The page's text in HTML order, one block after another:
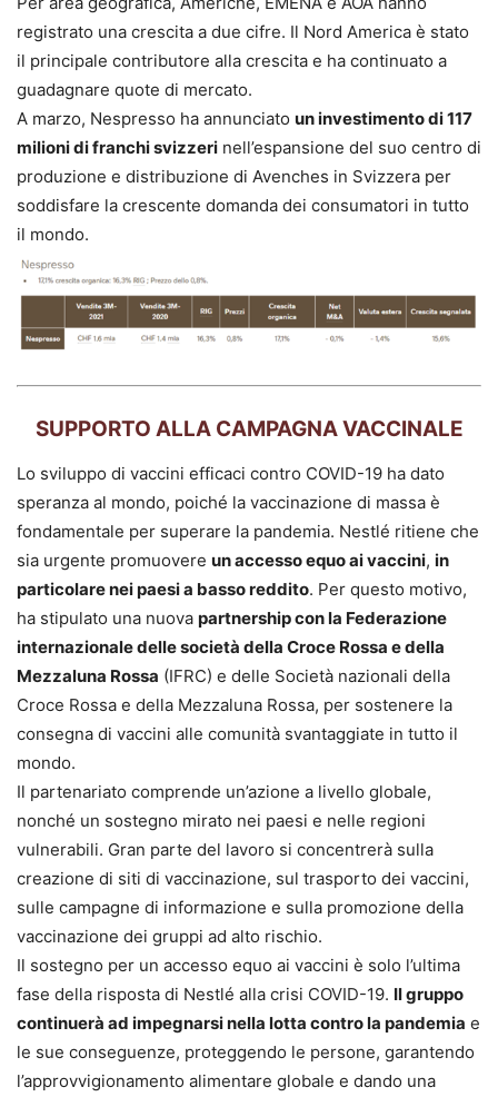
registrato una crescita a due cifre. Il Nord America è stato
il principale contributore alla crescita e ha continuato a
guadagnare quote di mercato.
A marzo, Nespresso ha annunciato un investimento di 117
milioni di franchi svizzeri nell’espansione del suo centro di
produzione e distribuzione di Avenches in Svizzera per
soddisfare la crescente domanda dei consumatori in tutto
il mondo.
SUPPORTO ALLA CAMPAGNA VACCINALE
Lo sviluppo di vaccini efficaci contro COVID-19 ha dato
speranza al mondo, poiché la vaccinazione di massa è
fondamentale per superare la pandemia. Nestlé ritiene che
sia urgente promuovere un accesso equo ai vaccini, in
particolare nei paesi a basso reddito. Per questo motivo,
ha stipulato una nuova partnership con la Federazione
internazionale delle società della Croce Rossa e della
Mezzaluna Rossa (IFRC) e delle Società nazionali della
Croce Rossa e della Mezzaluna Rossa, per sostenere la
consegna di vaccini alle comunità svantaggiate in tutto il
mondo.
Il partenariato comprende un’azione a livello globale,
nonché un sostegno mirato nei paesi e nelle regioni
vulnerabili. Gran parte del lavoro si concentrerà sulla
creazione di siti di vaccinazione, sul trasporto dei vaccini,
sulle campagne di informazione e sulla promozione della
vaccinazione dei gruppi ad alto rischio.
Il sostegno per un accesso equo ai vaccini è solo l’ultima
fase della risposta di Nestlé alla crisi COVID-19. Il gruppo
continuerà ad impegnarsi nella lotta contro la pandemia e
le sue conseguenze, proteggendo le persone, garantendo
l’approvvigionamento alimentare globale e dando una